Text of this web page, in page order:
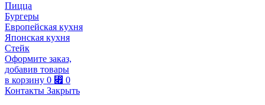
Пицца
Бургеры
Европейская кухня
Японская кухня
Стейк
Оформите заказ,
добавив товары
в корзину 0 ⃏ 0
Контакты Закрыть